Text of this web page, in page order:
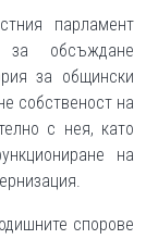
парламент
обсъждане
за общински
собственост на
с нея, като
на
спорове